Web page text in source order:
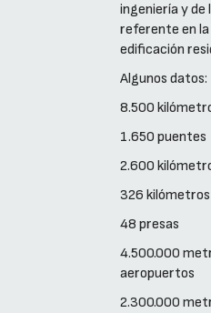
ingeniería y de
referente en la
edificación
Algunos datos:
8.500
1.650 puentes
2.600
326
48 presas
4.500.000
aeropuertos
2.300.000